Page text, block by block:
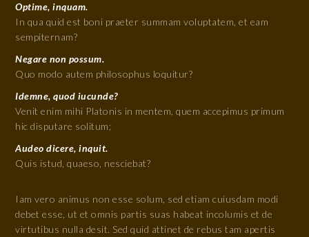
Optime, inquam.
In qua quid est boni praeter summam voluptatem, et eam
sempiternam?
Negare non possum.
Quo modo autem philosophus loquitur?
Idemne, quod iucunde?
Venit enim mihi Platonis in mentem, quem accepimus primum
hic disputare solitum;
Audeo dicere, inquit.
Quis istud, quaeso, nesciebat?
Iam vero animus non esse solum, sed etiam cuiusdam modi
debet esse, ut et omnis partis suas habeat incolumis et de
virtutibus nulla desit. Sed quid attinet de rebus tam apertis